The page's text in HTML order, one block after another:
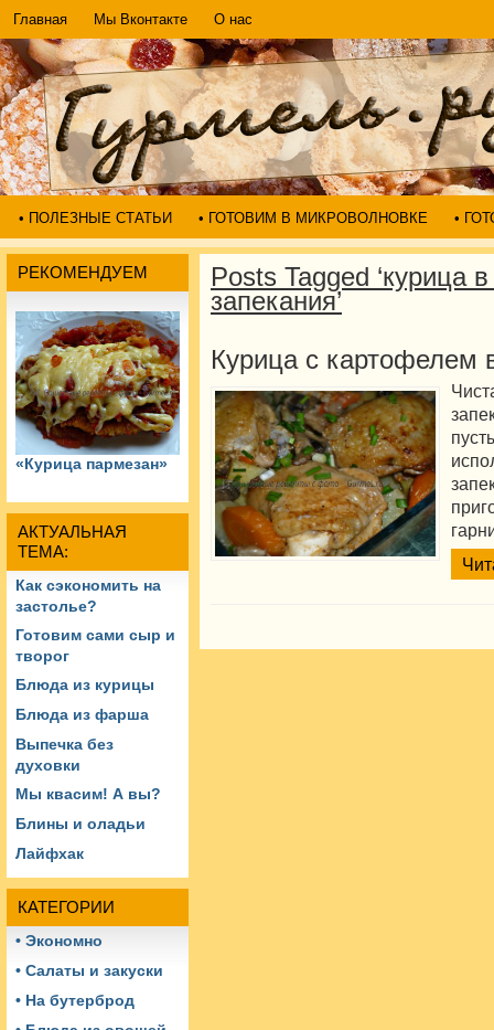
Главная Мы Вконтакте О нас
• ПОЛЕЗНЫЕ СТАТЬИ • ГОТОВИМ В МИКРОВОЛНОВКЕ •
РЕКОМЕНДУЕМ
«Курица пармезан»
АКТУАЛЬНАЯ
ТЕМА:
Как сэкономить на
застолье?
Готовим сами сыр и
творог
Блюда из курицы
Блюда из фарша
Выпечка без
духовки
Мы квасим! А вы?
Блины и оладьи
Лайфхак
КАТЕГОРИИ
• Экономно
• Салаты и закуски
• На бутерброд
Posts Tagged ‘курица
запекания’
Курица с картофелем